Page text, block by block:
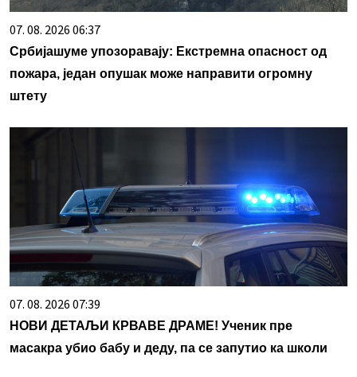
07. 08. 2026 06:37
Србијашуме упозоравају: Екстремна опасност од
пожара, један опушак може направити огромну
штету
07. 08. 2026 07:39
НОВИ ДЕТАЉИ КРВАВЕ ДРАМЕ! Ученик пре
масакра убио бабу и деду, па се запутио ка школи